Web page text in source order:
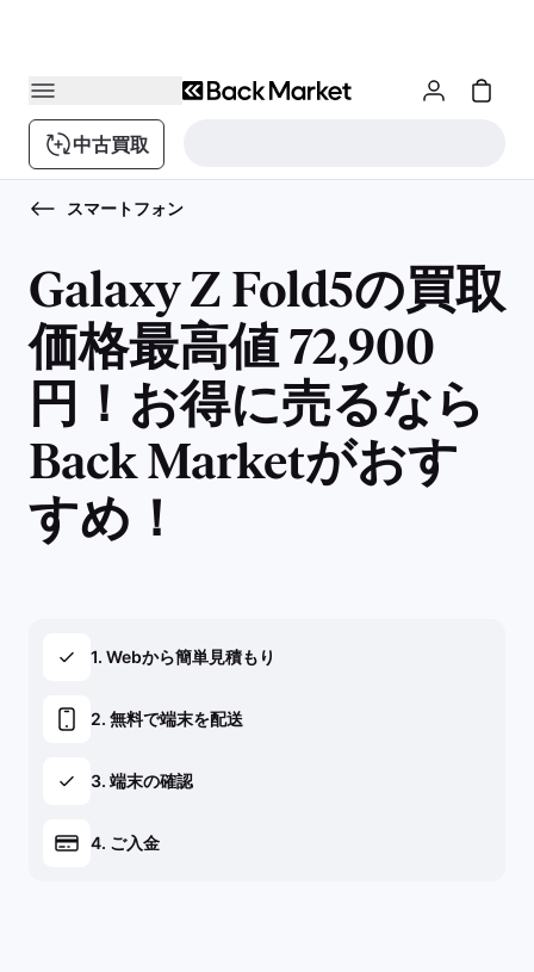
中古買取
スマートフォン
Galaxy Z Fold5の買取
価格最高値 72,900
円！お得に売るなら
Back Marketがおす
すめ！
1. Webから簡単見積もり
2. 無料で端末を配送
3. 端末の確認
4. ご入金